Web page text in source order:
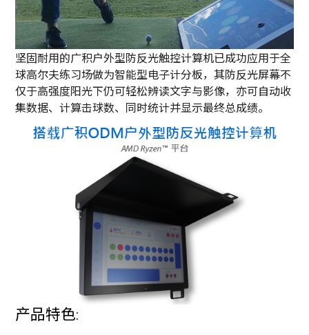
坚固耐用的广积户外型防反光触控计算机已成功应用于全
球高尔夫练习场做为智能型电子计分板，其防反光屏幕不
仅于高强度阳光下仍可轻松辨读文字与影像，亦可自动收
集数据、计算击球数、同时统计并显示最终总成绩。
产品特色: